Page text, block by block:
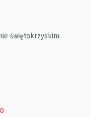
świętokrzyskim.